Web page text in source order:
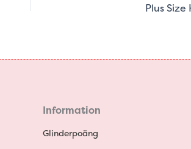
Plus
Information
Glinderpoäng